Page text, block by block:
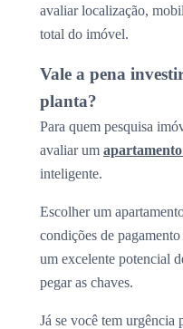
avaliar localização,
total do imóvel.
Vale a pena
planta?
Para quem pesquisa
avaliar um
inteligente.
Escolher um
condições de
um excelente potencial
pegar as chaves.
Já se você tem urgência